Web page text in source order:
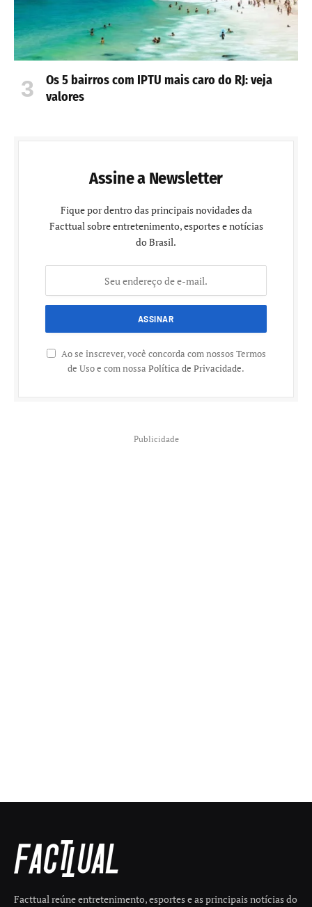
Os 5 bairros com IPTU mais caro do RJ: veja
valores
Assine a Newsletter
Fique por dentro das principais novidades da
Facttual sobre entretenimento, esportes e notícias
do Brasil.
Ao se inscrever, você concorda com nossos Termos
de Uso e com nossa Política de Privacidade.
Publicidade
Facttual reúne entretenimento, esportes e as principais notícias do